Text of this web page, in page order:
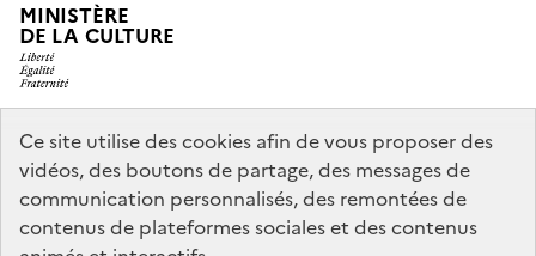
Ce site utilise des cookies afin de vous proposer des
vidéos, des boutons de partage, des messages de
communication personnalisés, des remontées de
contenus de plateformes sociales et des contenus
MINISTÈRE
DE LA CULTURE
legifrance.gouv.fr
info.gouv.fr
service-public.gouv.fr
data.gouv.fr